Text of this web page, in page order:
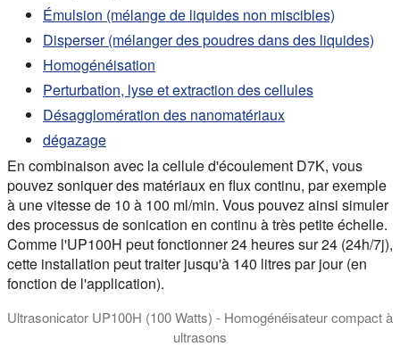
Émulsion (mélange de liquides non miscibles)
Disperser (mélanger des poudres dans des liquides)
Homogénéisation
Perturbation, lyse et extraction des cellules
Désagglomération des nanomatériaux
dégazage
En combinaison avec la cellule d'écoulement D7K, vous
pouvez soniquer des matériaux en flux continu, par exemple
à une vitesse de 10 à 100 ml/min. Vous pouvez ainsi simuler
des processus de sonication en continu à très petite échelle.
Comme l'UP100H peut fonctionner 24 heures sur 24 (24h/7j),
cette installation peut traiter jusqu'à 140 litres par jour (en
fonction de l'application).
Ultrasonicator UP100H (100 Watts) - Homogénéisateur compact à
ultrasons